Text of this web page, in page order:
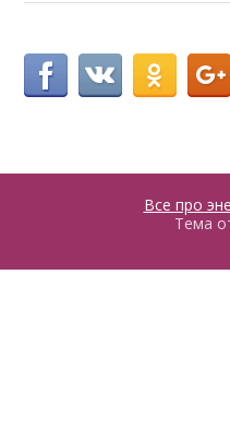
Все про
Тема